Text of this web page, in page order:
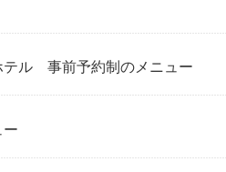
テル 事前予約制のメニュー